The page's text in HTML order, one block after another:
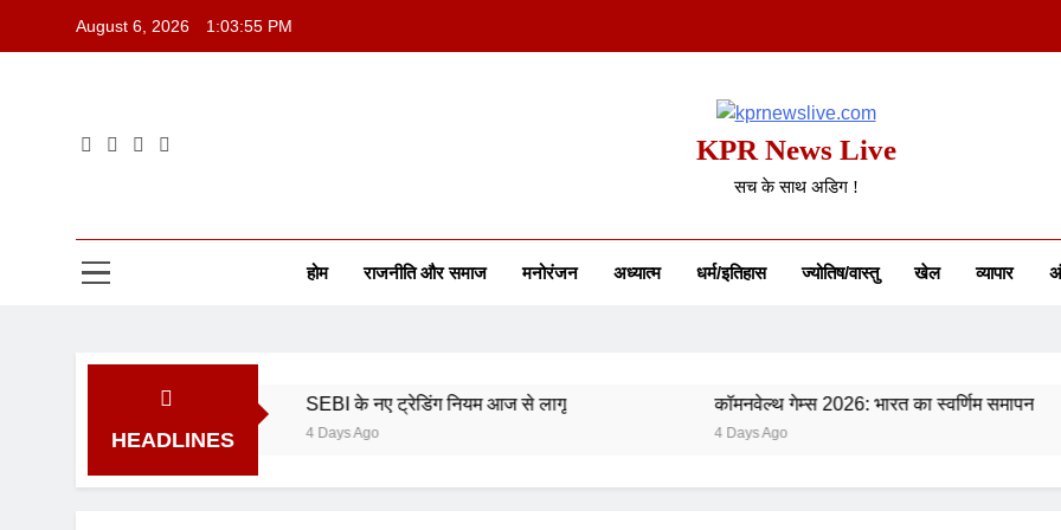
August 6, 2026 1:03:56 PM
KPR News Live
सच के साथ अडिग !
होम राजनीति और समाज मनोरंजन अध्यात्म धर्म/इतिहास ज्योतिष/वास्तु खेल व्यापार
HEADLINES
SEBI के नए ट्रेडिंग नियम आज से लागू
4 Days Ago
कॉमनवेल्थ गेम्स 2026: भारत का स्वर्णिम समापन
4 Days Ago